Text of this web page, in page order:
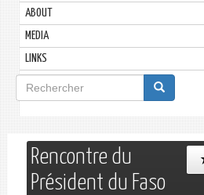
ABOUT
MEDIA
LINKS
Formulaire
de
recherche
Rechercher
Rencontre du
Président du Faso